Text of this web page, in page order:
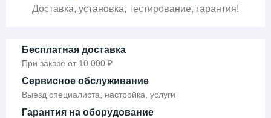
Доставка, установка, тестирование, гарантия!
Бесплатная доставка
При заказе от 10 000 ₽
Сервисное обслуживание
Выезд специалиста, настройка, услуги
Гарантия на оборудование